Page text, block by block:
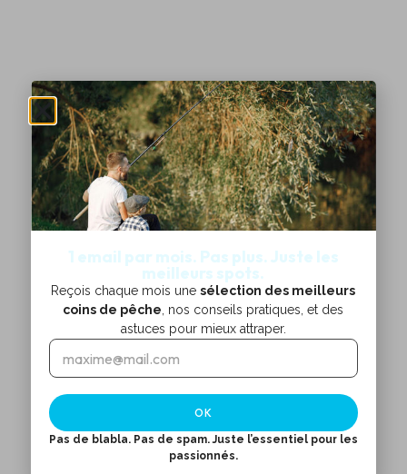
1 email par mois. Pas plus. Juste les
meilleurs spots.
Reçois chaque mois unesélection des meilleurs
coins de pêche , nos conseils pratiques, et des
astuces pour mieux attraper.
*E
a
i
l
*
OK
Pas de blabla. Pas de spam. Juste l’essentiel pour les
passionnés.